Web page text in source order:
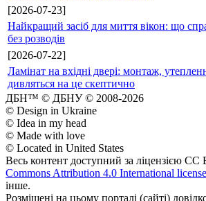
[2026-07-23]
Найкращий засіб для миття вікон: що
без розводів
[2026-07-22]
Ламінат на вхідні двері: монтаж,
дивляться на це скептично
ДБН™ © ДБНУ © 2008-2026
© Design in Ukraine
© Idea in my head
© Made with love
© Located in United States
Весь контент доступний за ліцензією
Commons Attribution 4.0 International license
інше.
Розміщені на цьому порталі (сайті)